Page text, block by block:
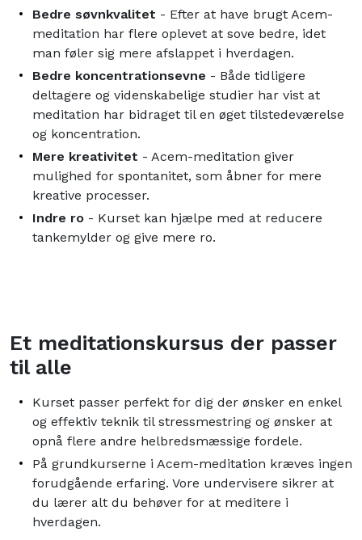
Bedre søvnkvalitet - Efter at have brugt Acem-
meditation har flere oplevet at sove bedre, idet
man føler sig mere afslappet i hverdagen.
Bedre koncentrationsevne - Både tidligere
deltagere og videnskabelige studier har vist at
meditation har bidraget til en øget tilstedeværelse
og koncentration.
Mere kreativitet - Acem-meditation giver
mulighed for spontanitet, som åbner for mere
kreative processer.
Indre ro - Kurset kan hjælpe med at reducere
tankemylder og give mere ro.
Et meditationskursus der passer
til alle
Kurset passer perfekt for dig der ønsker en enkel
og effektiv teknik til stressmestring og ønsker at
opnå flere andre helbredsmæssige fordele.
På grundkurserne i Acem-meditation kræves ingen
forudgående erfaring. Vore undervisere sikrer at
du lærer alt du behøver for at meditere i
hverdagen.